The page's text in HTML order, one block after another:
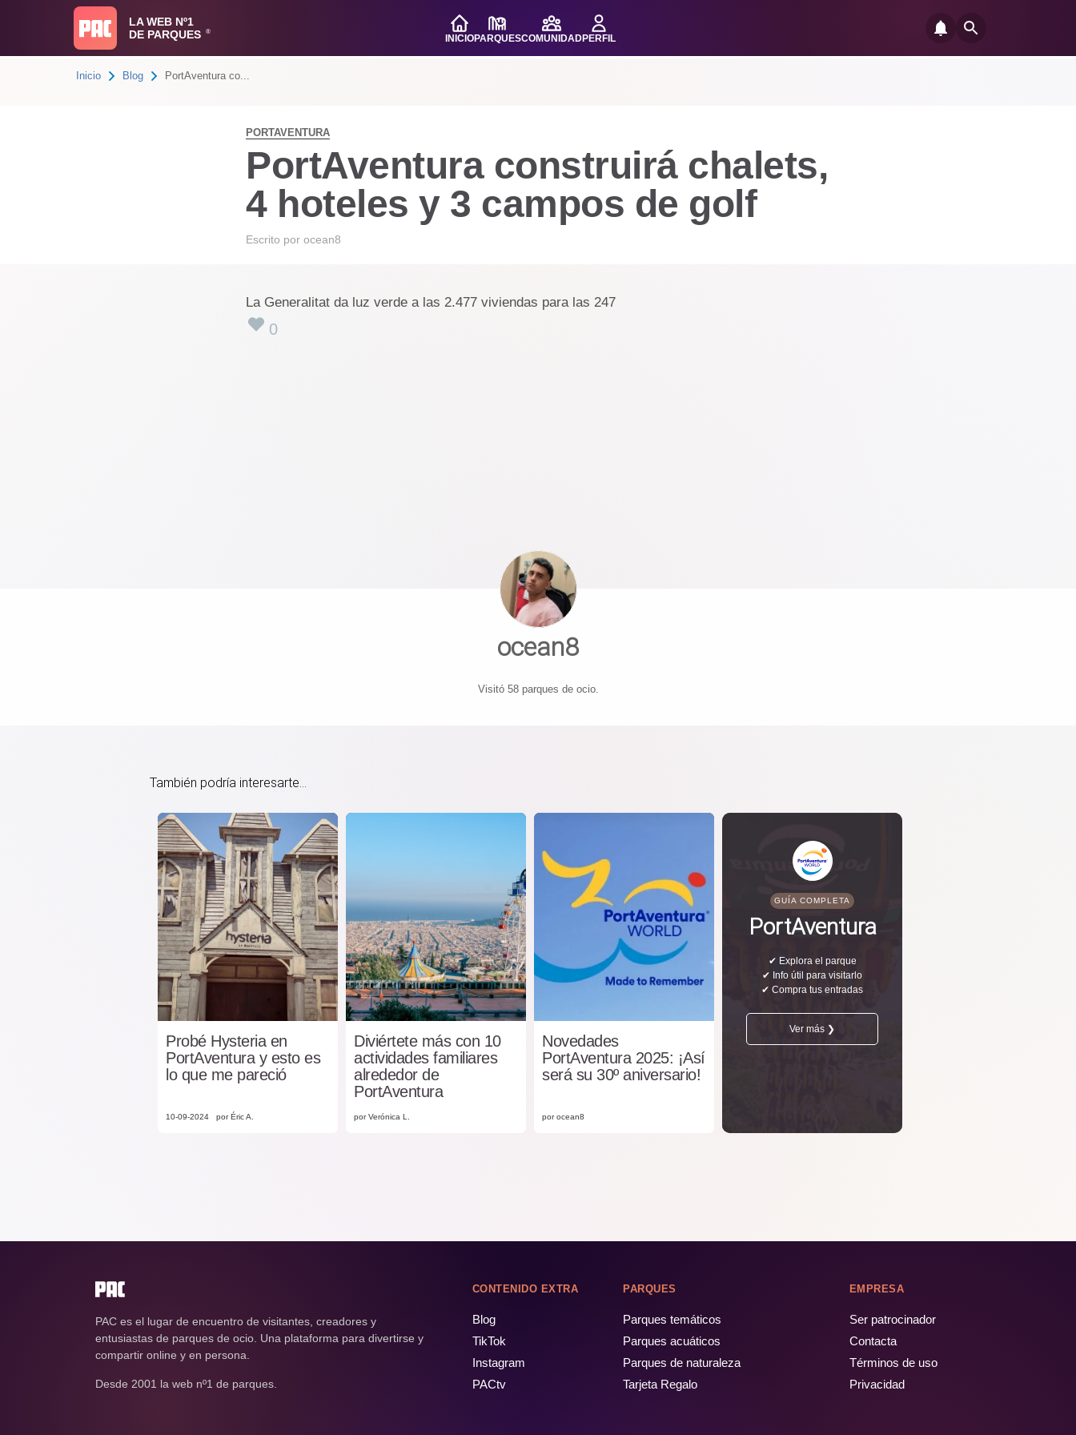
LA WEB Nº1
DE PARQUES
®
INICIOPARQUESCOMUNIDADPERFIL
Inicio Blog PortAventura co...
PORTAVENTURA
PortAventura construirá chalets,
4 hoteles y 3 campos de golf
Escrito por ocean8
La Generalitat da luz verde a las 2.477 viviendas para las 247
0
ocean8
Visitó 58 parques de ocio.
También podría interesarte...
Probé Hysteria en
PortAventura y esto es
lo que me pareció
10-09-2024 por Éric A.
Diviértete más con 10
actividades familiares
alrededor de
PortAventura
por Verónica L.
Novedades
PortAventura 2025: ¡Así
será su 30º aniversario!
por ocean8
GUÍA COMPLETA
PortAventura
✔ Explora el parque
✔ Info útil para visitarlo
✔ Compra tus entradas
Ver más ❯
PAC es el lugar de encuentro de visitantes, creadores y
entusiastas de parques de ocio. Una plataforma para divertirse y
compartir online y en persona.
Desde 2001 la web nº1 de parques.
CONTENIDO EXTRA
Blog
TikTok
Instagram
PACtv
PARQUES
Parques temáticos
Parques acuáticos
Parques de naturaleza
Tarjeta Regalo
EMPRESA
Ser patrocinador
Contacta
Términos de uso
Privacidad